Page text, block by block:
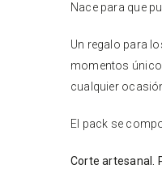
Nace para que
Un regalo para
momentos
cualquier
El pack se
Corte artesanal.